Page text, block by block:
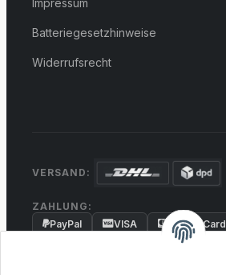
Impressum
Batteriegesetzhinweise
Widerrufsrecht
VERSAND:
ZAHLUNG:
PayPal
VISA MasterCard